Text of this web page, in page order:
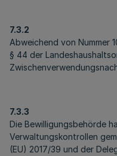
7.3.2
Abweichend von Nummer
§ 44 der
7.3.3
Die Bewilligungsbehörde
Verwaltungskontrollen
(EU) 2017/39 und der